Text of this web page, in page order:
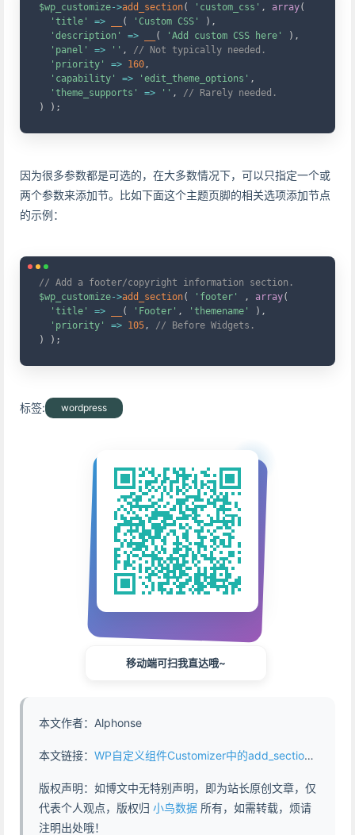
$wp_customize->add_section( 'custom_css' , array(
'title'
=> ( 'Custom CSS' ) ,
'description'
=> ( 'Add custom CSS here' ) ,
'panel'
=> '' ,
// Not typically needed.
'priority'
=> 160,
'capability'
=> 'edit_theme_options' ,
'theme_supports'
=> '' ,
// Rarely needed.
)
) ;
因为很多参数都是可选的，在大多数情况下，可以只指定一个或
两个参数来添加节。比如下面这个主题页脚的相关选项添加节点
的示例：
// Add a footer/copyright information section.
$wp_customize->add_section( 'footer' , array(
'title'
=> ( 'Footer' , 'themename' ) ,
'priority'
=> 105,
// Before Widgets.
)
) ;
标签: wordpress
移动端可扫我直达哦~
本文作者：Alphonse
本文链接： WP自定义组件Customizer中的add_section - https://www.abddb.com/wp_customizer_add_section.html
版权声明：如博文中无特别声明，即为站长原创文章，仅
代表个人观点，版权归 小鸟数据 所有，如需转载，烦请
注明出处哦！